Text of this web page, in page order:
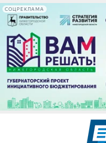
СОЦРЕКЛАМА